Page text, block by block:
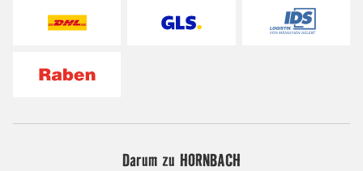
Darum zu HORNBACH